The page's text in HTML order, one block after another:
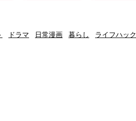
ドラマ 日常漫画 暮らし ライフハック